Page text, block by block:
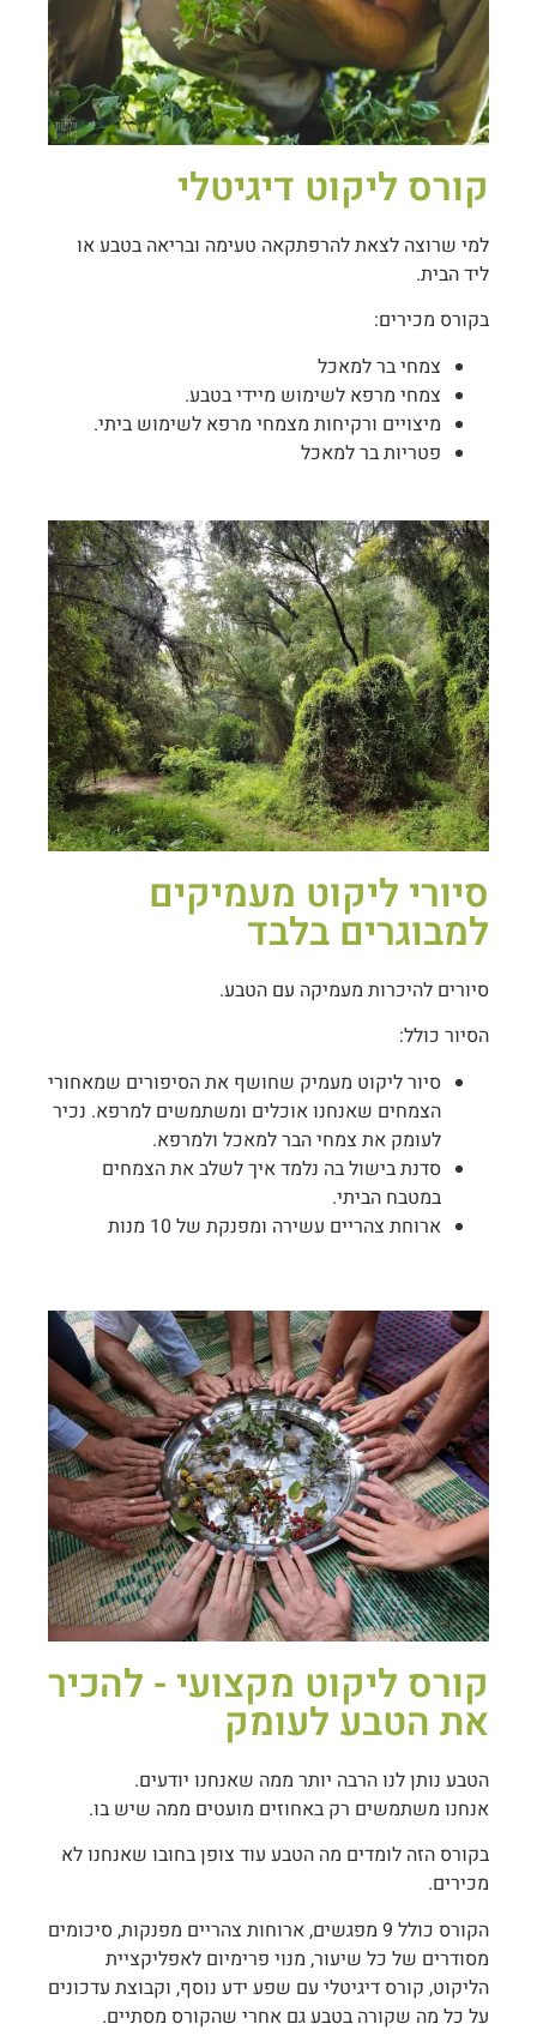
קורס ליקוט דיגיטלי
למי שרוצה לצאת להרפתקאה טעימה ובריאה בטבע או
ליד הבית.
בקורס מכירים:
צמחי בר למאכל
צמחי מרפא לשימוש מיידי בטבע.
מיצויים ורקיחות מצמחי מרפא לשימוש ביתי.
פטריות בר למאכל
סיורי ליקוט מעמיקים
למבוגרים בלבד
סיורים להיכרות מעמיקה עם הטבע.
הסיור כולל:
סיור ליקוט מעמיק שחושף את הסיפורים שמאחורי
הצמחים שאנחנו אוכלים ומשתמשים למרפא. נכיר
לעומק את צמחי הבר למאכל ולמרפא.
סדנת בישול בה נלמד איך לשלב את הצמחים
במטבח הביתי.
ארוחת צהריים עשירה ומפנקת של 10 מנות
קורס ליקוט מקצועי - להכיר
את הטבע לעומק
הטבע נותן לנו הרבה יותר ממה שאנחנו יודעים.
אנחנו משתמשים רק באחוזים מועטים ממה שיש בו.
בקורס הזה לומדים מה הטבע עוד צופן בחובו שאנחנו לא
מכירים.
הקורס כולל 9 מפגשים, ארוחות צהריים מפנקות, סיכומים
מסודרים של כל שיעור, מנוי פרימיום לאפליקציית
הליקוט, קורס דיגיטלי עם שפע ידע נוסף, וקבוצת עדכונים
על כל מה שקורה בטבע גם אחרי שהקורס מסתיים.